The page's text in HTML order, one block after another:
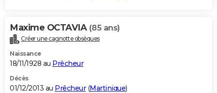
Maxime OCTAVIA (85 ans)
Créer une cagnotte obsèques
Naissance
18/11/1928 au Prêcheur
Décès
01/12/2013 au Prêcheur(Martinique)